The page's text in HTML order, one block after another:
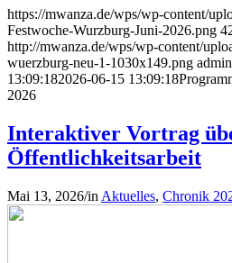
https://mwanza.de/wps/wp-content/
Festwoche-Wurzburg-Juni-2026.png
http://mwanza.de/wps/wp-content/
wuerzburg-neu-1-1030x149.png
13:09:182026-06-15 13:09:18
2026
Interaktiver Vortrag
Öffentlichkeitsarbeit
Mai 13, 2026/in Aktuelles, Chronik